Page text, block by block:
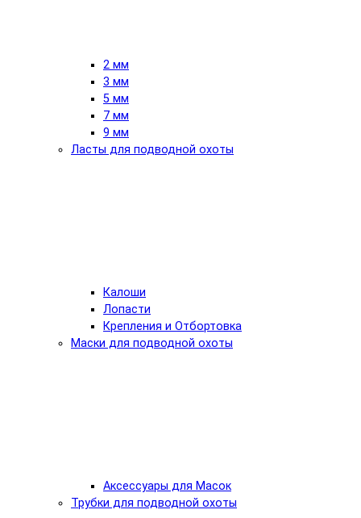
2 мм
3 мм
5 мм
7 мм
9 мм
Ласты для подводной охоты
Калоши
Лопасти
Крепления и Отбортовка
Маски для подводной охоты
Аксессуары для Масок
Трубки для подводной охоты